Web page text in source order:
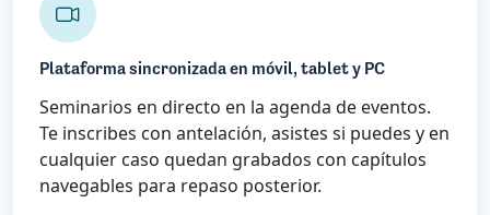
Plataforma sincronizada en móvil, tablet y PC
Seminarios en directo en la agenda de eventos.
Te inscribes con antelación, asistes si puedes y en
cualquier caso quedan grabados con capítulos
navegables para repaso posterior.